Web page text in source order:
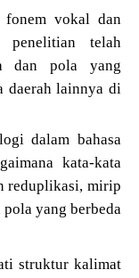
fonem vokal dan
penelitian telah
dan pola yang
daerah lainnya di
dalam bahasa
kata-kata
reduplikasi, mirip
pola yang berbeda
struktur kalimat